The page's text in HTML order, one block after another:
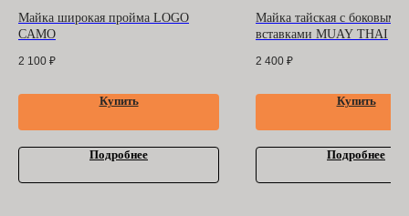
Майка широкая пройма LOGO
CAMO
2 100 ₽
Купить
Подробнее
Майка тайская с боковыми
вставками MUAY THAI
2 400 ₽
Купить
Подробнее